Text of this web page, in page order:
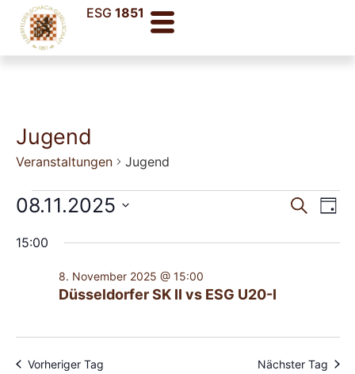
ESG1851
Jugend
Veranstaltungen Jugend
Suche
Tag
08.11.2025
wählen.
15:00
Düsseldorfer SK II vs ESG U20-I
8. November 2025 @ 15:00
Vorheriger Tag Nächster Tag